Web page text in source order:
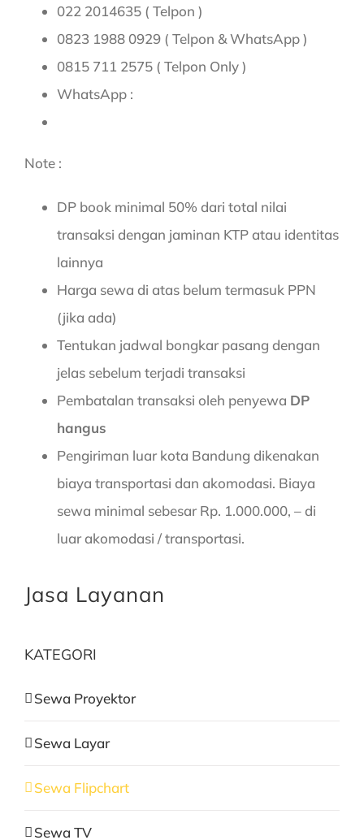
022 2014635 ( Telpon )
0823 1988 0929 ( Telpon & WhatsApp )
0815 711 2575 ( Telpon Only )
WhatsApp :
Note :
DP book minimal 50% dari total nilai
transaksi dengan jaminan KTP atau identitas
lainnya
Harga sewa di atas belum termasuk PPN
(jika ada)
Tentukan jadwal bongkar pasang dengan
jelas sebelum terjadi transaksi
Pembatalan transaksi oleh penyewa DP
hangus
Pengiriman luar kota Bandung dikenakan
biaya transportasi dan akomodasi. Biaya
sewa minimal sebesar Rp. 1.000.000, – di
luar akomodasi / transportasi.
Jasa Layanan
KATEGORI
Sewa Proyektor
Sewa Layar
Sewa Flipchart
Sewa TV